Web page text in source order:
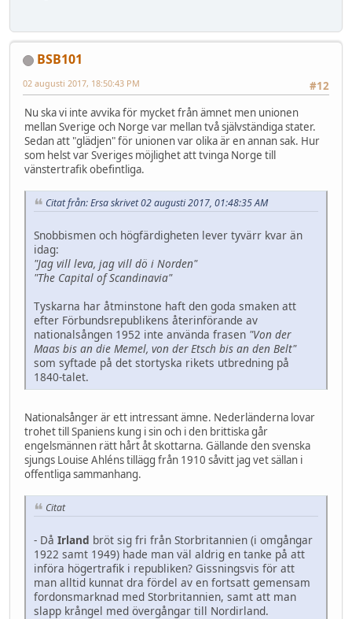
BSB101
#12
02 augusti 2017, 18:50:43 PM
Nu ska vi inte avvika för mycket från ämnet men unionen
mellan Sverige och Norge var mellan två självständiga stater.
Sedan att "glädjen" för unionen var olika är en annan sak. Hur
som helst var Sveriges möjlighet att tvinga Norge till
vänstertrafik obefintliga.
Citat från: Ersa skrivet 02 augusti 2017, 01:48:35 AM
Snobbismen och högfärdigheten lever tyvärr kvar än
idag:
"Jag vill leva, jag vill dö i Norden"
"The Capital of Scandinavia"
Tyskarna har åtminstone haft den goda smaken att
efter Förbundsrepublikens återinförande av
nationalsången 1952 inte använda frasen "Von der
Maas bis an die Memel, von der Etsch bis an den Belt"
som syftade på det stortyska rikets utbredning på
1840-talet.
Nationalsånger är ett intressant ämne. Nederländerna lovar
trohet till Spaniens kung i sin och i den brittiska går
engelsmännen rätt hårt åt skottarna. Gällande den svenska
sjungs Louise Ahléns tillägg från 1910 såvitt jag vet sällan i
offentliga sammanhang.
Citat
- Då Irland bröt sig fri från Storbritannien (i omgångar
1922 samt 1949) hade man väl aldrig en tanke på att
införa högertrafik i republiken? Gissningsvis för att
man alltid kunnat dra fördel av en fortsatt gemensam
fordonsmarknad med Storbritannien, samt att man
slapp krångel med övergångar till Nordirland.